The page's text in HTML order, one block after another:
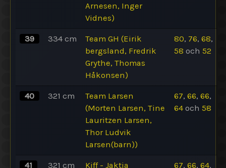
Arnesen, Inger
Vidnes)
39 334 cm
Team GH (Eirik
bergsland, Fredrik
Grythe, Thomas
Håkonsen)
80, 76, 68,
58 och 52
40 321 cm
Team Larsen
(Morten Larsen, Tine
Lauritzen Larsen,
Thor Ludvik
Larsen(barn))
67, 66, 66,
64 och 58
41 321 cm Kjff - Jaktia 67, 66, 64,